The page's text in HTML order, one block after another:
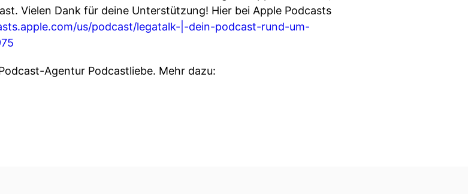
Vielen Dank für deine Unterstützung! Hier bei Apple Podcasts
us/podcast/legatalk-|-dein-podcast-rund-um-
Agentur Podcastliebe. Mehr dazu: